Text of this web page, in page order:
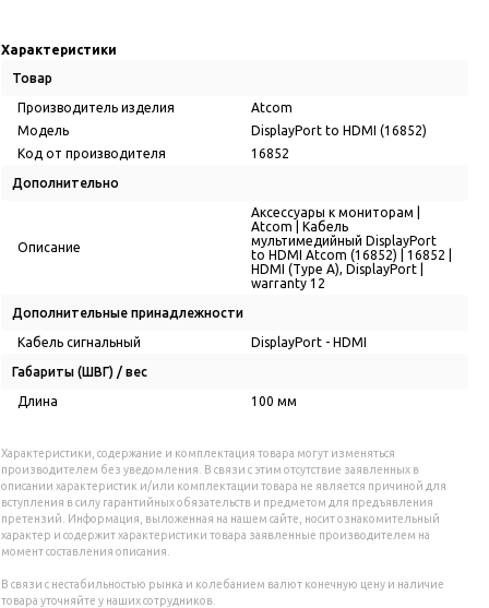
Характеристики
Товар
Производитель изделия
Atcom
Модель
DisplayPort to HDMI (16852)
Код от производителя
16852
Дополнительно
Описание
Аксессуары к мониторам |
Atcom | Кабель
мультимедийный DisplayPort
to HDMI Atcom (16852) | 16852 |
HDMI (Type A), DisplayPort |
warranty 12
Дополнительные принадлежности
Кабель сигнальный DisplayPort - HDMI
Габариты (ШВГ) / вес
Длина 100 мм
Характеристики, содержание и комплектация товара могут изменяться
производителем без уведомления. В связи с этим отсутствие заявленных в
описании характеристик и/или комплектации товара не является причиной для
вступления в силу гарантийных обязательств и предметом для предъявления
претензий. Информация, выложенная на нашем сайте, носит ознакомительный
характер и содержит характеристики товара заявленные производителем на
момент составления описания.
В связи с нестабильностью рынка и колебанием валют конечную цену и наличие
товара уточняйте у наших сотрудников.